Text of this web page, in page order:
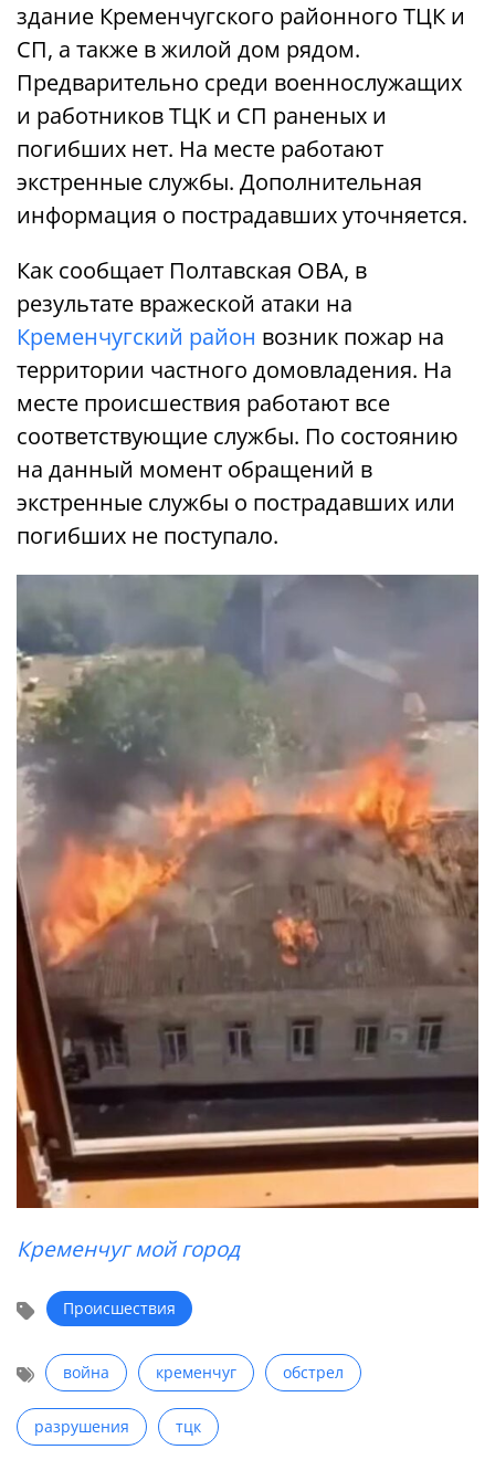
здание Кременчугского районного ТЦК и
СП, а также в жилой дом рядом.
Предварительно среди военнослужащих
и работников ТЦК и СП раненых и
погибших нет. На месте работают
экстренные службы. Дополнительная
информация о пострадавших уточняется.
Как сообщает Полтавская ОВА, в
результате вражеской атаки на
Кременчугский район возник пожар на
территории частного домовладения. На
месте происшествия работают все
соответствующие службы. По состоянию
на данный момент обращений в
экстренные службы о пострадавших или
погибших не поступало.
Кременчуг мой город
Происшествия
война кременчуг обстрел
разрушения тцк